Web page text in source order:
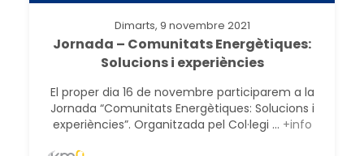
Dimarts, 9 novembre 2021
Jornada – Comunitats Energètiques:
Solucions i experiències
El proper dia 16 de novembre participarem a la
Jornada “Comunitats Energètiques: Solucions i
experiències”. Organitzada pel Col·legi ... +info